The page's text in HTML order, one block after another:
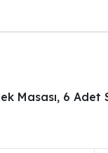
Masası, 6